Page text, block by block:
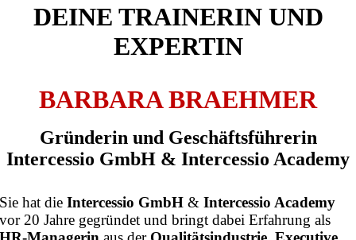
DEINE TRAINERIN UND
EXPERTIN
BARBARA BRAEHMER
Gründerin und Geschäftsführerin
Intercessio GmbH & Intercessio Academy
Sie hat dieIntercessio GmbH& Intercessio Academy
vor 20 Jahre gegründet und bringt dabei Erfahrung als